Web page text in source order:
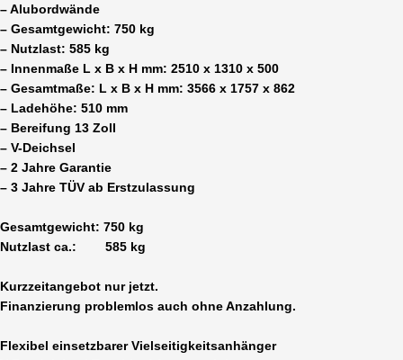
– Alubordwände
– Gesamtgewicht: 750 kg
– Nutzlast: 585 kg
– Innenmaße L x B x H mm: 2510 x 1310 x 500
– Gesamtmaße: L x B x H mm: 3566 x 1757 x 862
– Ladehöhe: 510 mm
– Bereifung 13 Zoll
– V-Deichsel
– 2 Jahre Garantie
– 3 Jahre TÜV ab Erstzulassung
Gesamtgewicht: 750 kg
Nutzlast ca.: 585 kg
Kurzzeitangebot nur jetzt.
Finanzierung problemlos auch ohne Anzahlung.
Flexibel einsetzbarer Vielseitigkeitsanhänger